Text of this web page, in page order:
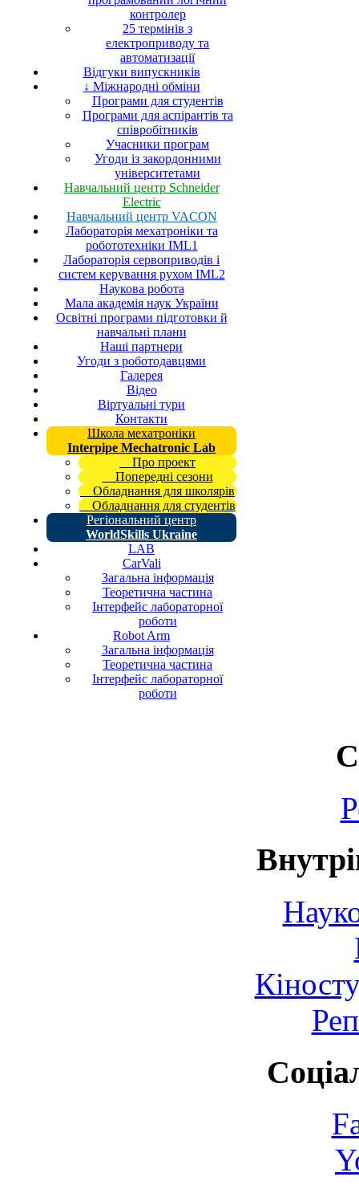
контролер
25 термінів з
електроприводу та
автоматизації
Відгуки випускників
↓ Міжнародні обміни
Програми для студентів
Програми для аспірантів та
співробітників
Учасники програм
Угоди із закордонними
університетами
Навчальний центр Schneider
Electric
Навчальний центр VACON
Лабораторія мехатроніки та
робототехніки IML1
Лабораторія сервоприводів і
систем керування рухом IML2
Наукова робота
Мала академія наук України
Освітні програми підготовки й
навчальні плани
Наші партнери
Угоди з роботодавцями
Галерея
Відео
Віртуальні тури
Контакти
Школа мехатроніки
Interpipe Mechatronic Lab
Про проект
Попередні сезони
Обладнання для школярів
Обладнання для студентів
Регіональний центр
WorldSkills Ukraine
LAB
CarVali
Загальна інформація
Теоретична частина
Інтерфейс лабораторної
роботи
Robot Arm
Загальна інформація
Теоретична частина
Інтерфейс лабораторної
роботи